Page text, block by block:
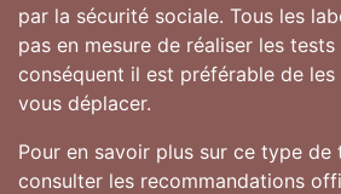
par la sécurité sociale. Tous les
pas en mesure de réaliser les
conséquent il est préférable de
vous déplacer.
Pour en savoir plus sur ce type de
consulter les recommandations